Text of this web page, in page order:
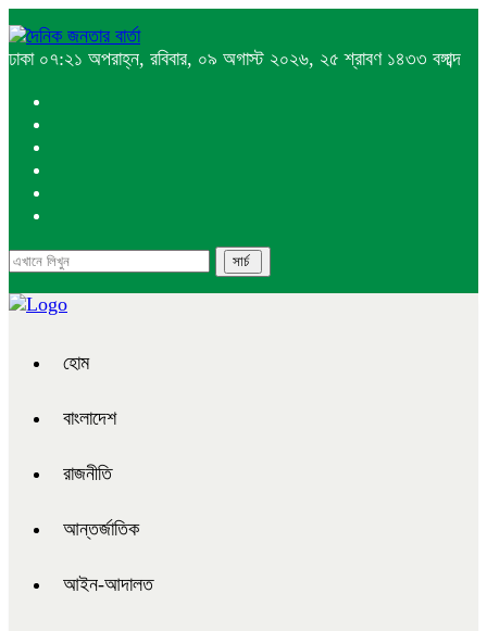
ঢাকা ০৭:২১ অপরাহ্ন, রবিবার, ০৯ অগাস্ট ২০২৬, ২৫ শ্রাবণ ১৪৩৩ বঙ্গাব্দ
হোম
বাংলাদেশ
রাজনীতি
আন্তর্জাতিক
আইন-আদালত